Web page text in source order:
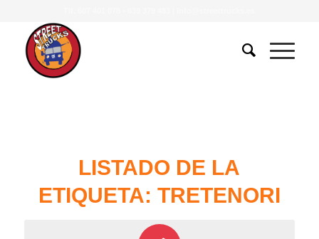
LISTADO DE LA
ETIQUETA: TRETENORI